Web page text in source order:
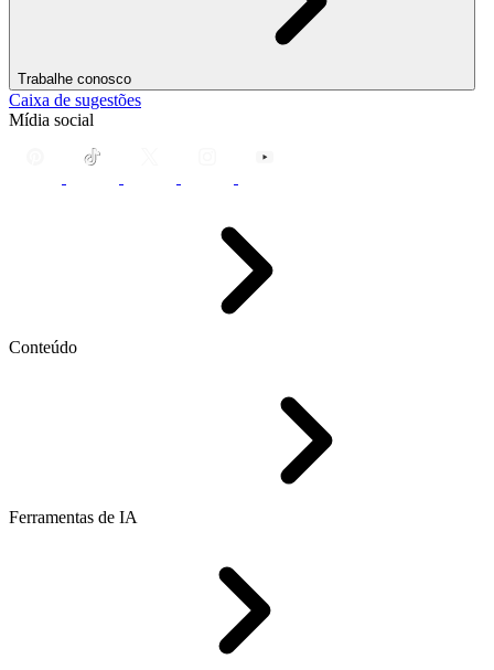
Trabalhe conosco
Caixa de sugestões
Mídia social
Conteúdo
Ferramentas de IA